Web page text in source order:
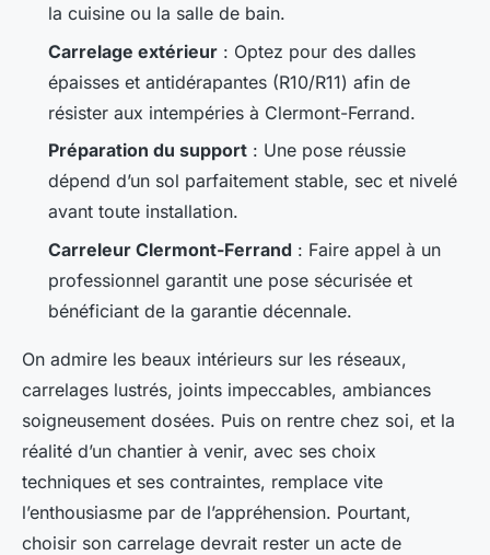
la cuisine ou la salle de bain.
Carrelage extérieur : Optez pour des dalles
épaisses et antidérapantes (R10/R11) afin de
résister aux intempéries à Clermont-Ferrand.
Préparation du support : Une pose réussie
dépend d’un sol parfaitement stable, sec et nivelé
avant toute installation.
Carreleur Clermont-Ferrand : Faire appel à un
professionnel garantit une pose sécurisée et
bénéficiant de la garantie décennale.
On admire les beaux intérieurs sur les réseaux,
carrelages lustrés, joints impeccables, ambiances
soigneusement dosées. Puis on rentre chez soi, et la
réalité d’un chantier à venir, avec ses choix
techniques et ses contraintes, remplace vite
l’enthousiasme par de l’appréhension. Pourtant,
choisir son carrelage devrait rester un acte de